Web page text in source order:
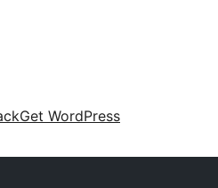
Get WordPress